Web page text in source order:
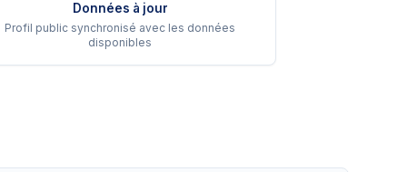
Données à jour
Profil public synchronisé avec les données
disponibles